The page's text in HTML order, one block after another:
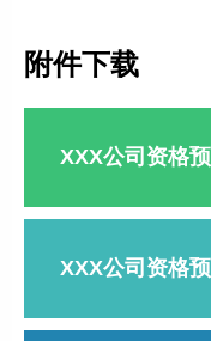
附件下载